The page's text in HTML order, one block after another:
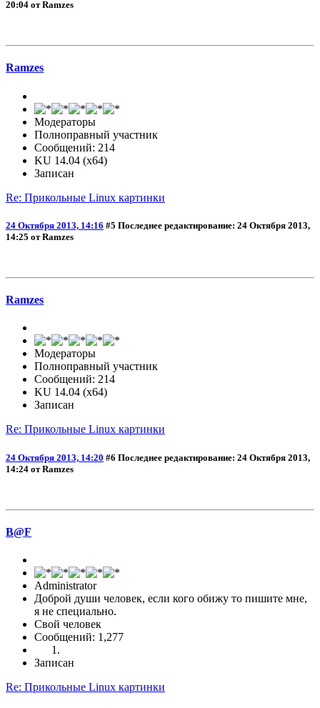
20:04 от Ramzes
Ramzes
Модераторы
Полноправный участник
Сообщений: 214
KU 14.04 (x64)
Записан
Re: Прикольные Linux картинки
24 Октября 2013, 14:16 #5 Последнее редактирование: 24 Октября 2013,
14:25 от Ramzes
Ramzes
Модераторы
Полноправный участник
Сообщений: 214
KU 14.04 (x64)
Записан
Re: Прикольные Linux картинки
24 Октября 2013, 14:20 #6 Последнее редактирование: 24 Октября 2013,
14:24 от Ramzes
B@F
Administrator
Доброй души человек, если кого обижу то пишите мне,
я не специально.
Свой человек
Сообщений: 1,277
Записан
Re: Прикольные Linux картинки